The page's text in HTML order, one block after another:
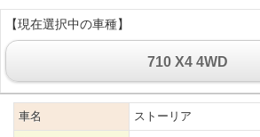
【現在選択中の車種】
710 X4 4WD
車名 ストーリア